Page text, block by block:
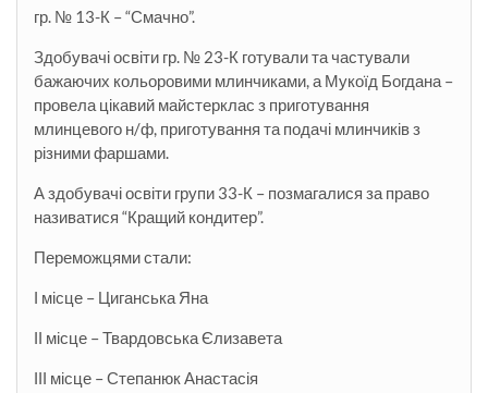
гр. № 13-К – “Смачно”.
Здобувачі освіти гр. № 23-К готували та частували
бажаючих кольоровими млинчиками, а Мукоїд Богдана –
провела цікавий майстерклас з приготування
млинцевого н/ф, приготування та подачі млинчиків з
різними фаршами.
А здобувачі освіти групи 33-К – позмагалися за право
називатися “Кращий кондитер”.
Переможцями стали:
І місце – Циганська Яна
ІІ місце – Твардовська Єлизавета
ІІІ місце – Степанюк Анастасія